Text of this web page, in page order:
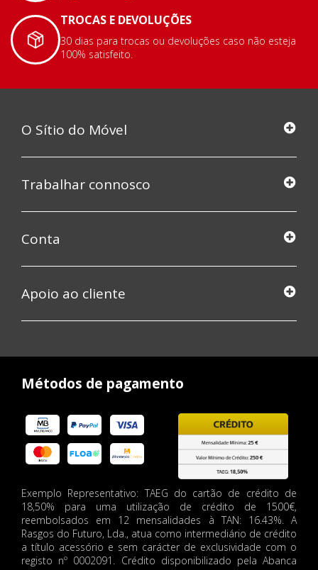
TROCAS E DEVOLUÇÕES
30 dias para trocas ou devoluções caso não esteja
100% satisfeito.
O Sítio do Móvel
Trabalhar connosco
Conta
Apoio ao cliente
Métodos de pagamento
Exemplo Representativo: TAEG do cartão de crédito de
18,50% para uma utilização de crédito de 1500€,
reembolsados em 12 mensalidades à TAN: 16.43%. A
Rasgos do Futuro, Lda., atua como intermediário de crédito
a título acessório e sem carácter de exclusividade com o
registo nº 0002091. Crédito disponibilizado pela Abanca